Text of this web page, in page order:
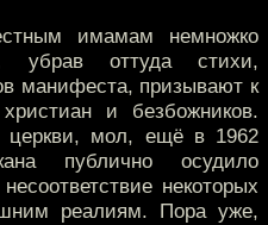
имамам немножко
убрав оттуда стихи,
манифеста, призывают к
и безбожников.
церкви, мол, ещё в 1962
публично осудило
некоторых
реалиям. Пора уже,